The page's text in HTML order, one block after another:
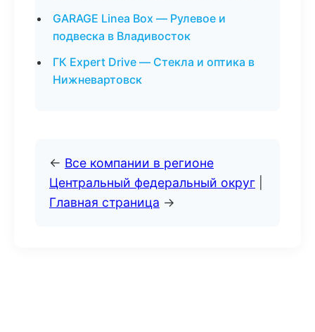
GARAGE Linea Box — Рулевое и
подвеска в Владивосток
ГК Expert Drive — Стекла и оптика в
Нижневартовск
← Все компании в регионе
Центральный федеральный округ
Главная страница →